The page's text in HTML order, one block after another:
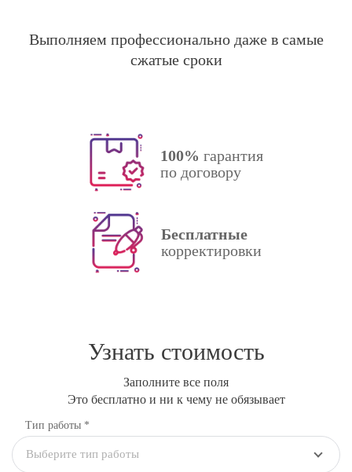
Выполняем профессионально даже в самые
сжатые сроки
100% гарантия
по договору
Бесплатные
корректировки
Узнать стоимость
Заполните все поля
Это бесплатно и ни к чему не обязывает
Тип работы *
Выберите тип работы